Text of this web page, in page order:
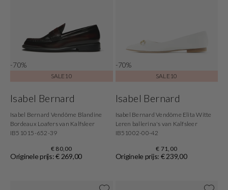
-70%
SALE10
Isabel Bernard
Isabel Bernard Vendôme Blandine
Bordeaux Loafers van Kalfsleer
IB51015-652-39
€ 80,00
Originele prijs: € 269,00
-70%
SALE10
Isabel Bernard
Isabel Bernard Vendôme Elita Witte
Leren ballerina's van Kalfsleer
IB51002-00-42
€ 71,00
Originele prijs: € 239,00